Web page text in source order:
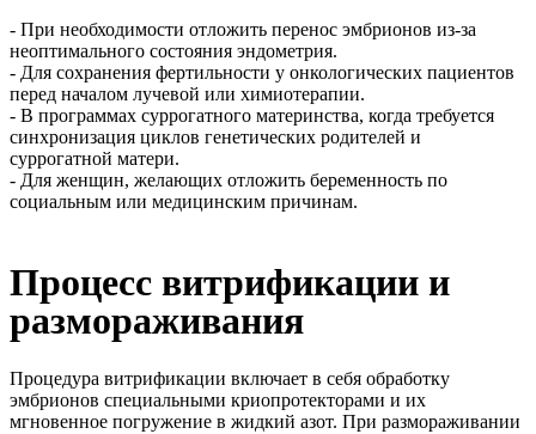
- При необходимости отложить перенос эмбрионов из-за
неоптимального состояния эндометрия.
- Для сохранения фертильности у онкологических пациентов
перед началом лучевой или химиотерапии.
- В программах суррогатного материнства, когда требуется
синхронизация циклов генетических родителей и
суррогатной матери.
- Для женщин, желающих отложить беременность по
социальным или медицинским причинам.
Процесс витрификации и
размораживания
Процедура витрификации включает в себя обработку
эмбрионов специальными криопротекторами и их
мгновенное погружение в жидкий азот. При размораживании